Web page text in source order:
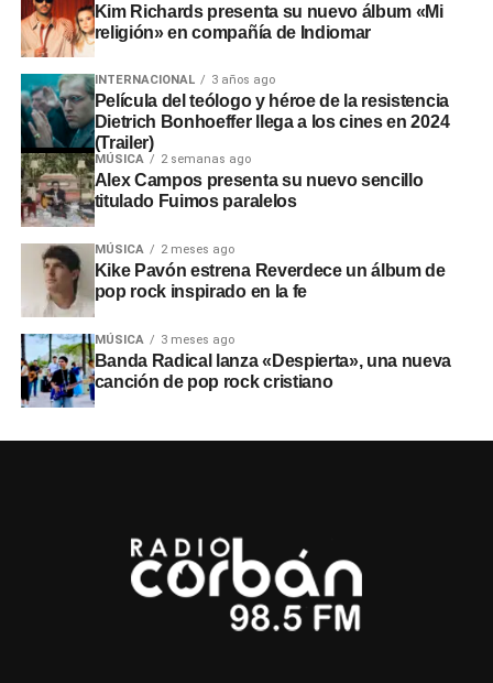
Kim Richards presenta su nuevo álbum «Mi
religión» en compañía de Indiomar
INTERNACIONAL 3 años ago
Película del teólogo y héroe de la resistencia
Dietrich Bonhoeffer llega a los cines en 2024
(Trailer)
MÚSICA 2 semanas ago
Alex Campos presenta su nuevo sencillo
titulado Fuimos paralelos
MÚSICA 2 meses ago
Kike Pavón estrena Reverdece un álbum de
pop rock inspirado en la fe
MÚSICA 3 meses ago
Banda Radical lanza «Despierta», una nueva
canción de pop rock cristiano